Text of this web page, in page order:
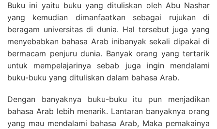
Buku ini yaitu buku yang dituliskan oleh Abu Nashar
yang kemudian dimanfaatkan sebagai rujukan di
beragam universitas di dunia. Hal tersebut juga yang
menyebabkan bahasa Arab inibanyak sekali dipakai di
bermacam penjuru dunia. Banyak orang yang tertarik
untuk mempelajarinya sebab juga ingin mendalami
buku-buku yang dituliskan dalam bahasa Arab.
Dengan banyaknya buku-buku itu pun menjadikan
bahasa Arab lebih menarik. Lantaran banyaknya orang
yang mau mendalami bahasa Arab, Maka pemakainya